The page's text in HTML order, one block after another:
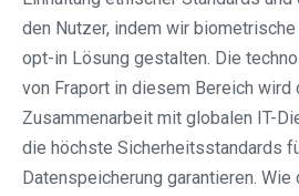
den Nutzer, indem wir
opt-in Lösung gestalten. Die
von Fraport in diesem Bereich wird
Zusammenarbeit mit globalen IT-
die höchste Sicherheitsstandards
Datenspeicherung garantieren. Wie